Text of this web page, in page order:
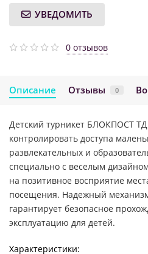
УВЕДОМИТЬ
0 отзывов
Описание Отзывы 0
Детский турникет БЛОКПОСТ ТД
контролировать доступа
развлекательных и
специально с веселым
на позитивное восприятие
посещения. Надежный
гарантирует безопасное
эксплуатацию для детей.
Характеристики: